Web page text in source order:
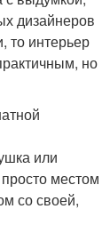
дизайнеров
то интерьер
но
или
местом
со своей,